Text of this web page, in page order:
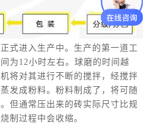
进入生产中。生产的第一道工
为12小时左右。球磨的时间越
将对其进行不断的搅拌，经搅拌
发成粉料。粉料制成了，将可随
但通常压出来的砖实际尺寸比规
制过程中会收缩。